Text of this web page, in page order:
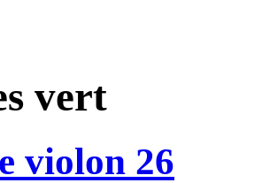
vert
violon 26